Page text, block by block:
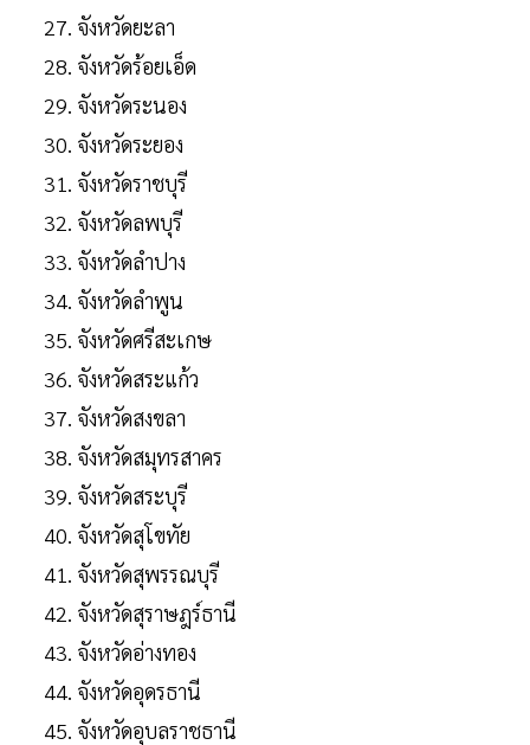
จังหวัดยะลา
จังหวัดร้อยเอ็ด
จังหวัดระนอง
จังหวัดระยอง
จังหวัดราชบุรี
จังหวัดลพบุรี
จังหวัดลําปาง
จังหวัดลําพูน
จังหวัดศรีสะเกษ
จังหวัดสระแก้ว
จังหวัดสงขลา
จังหวัดสมุทรสาคร
จังหวัดสระบุรี
จังหวัดสุโขทัย
จังหวัดสุพรรณบุรี
จังหวัดสุราษฎร์ธานี
จังหวัดอ่างทอง
จังหวัดอุดรธานี
จังหวัดอุบลราชธานี